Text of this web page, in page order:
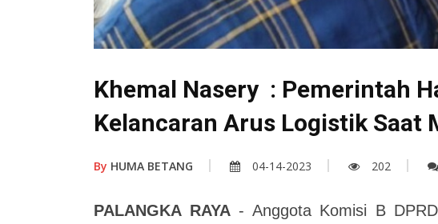
Khemal Nasery : Pemerintah
Kelancaran Arus Logistik Saat
By HUMA BETANG 04-14-2023 202
PALANGKA RAYA- Anggota Komisi B